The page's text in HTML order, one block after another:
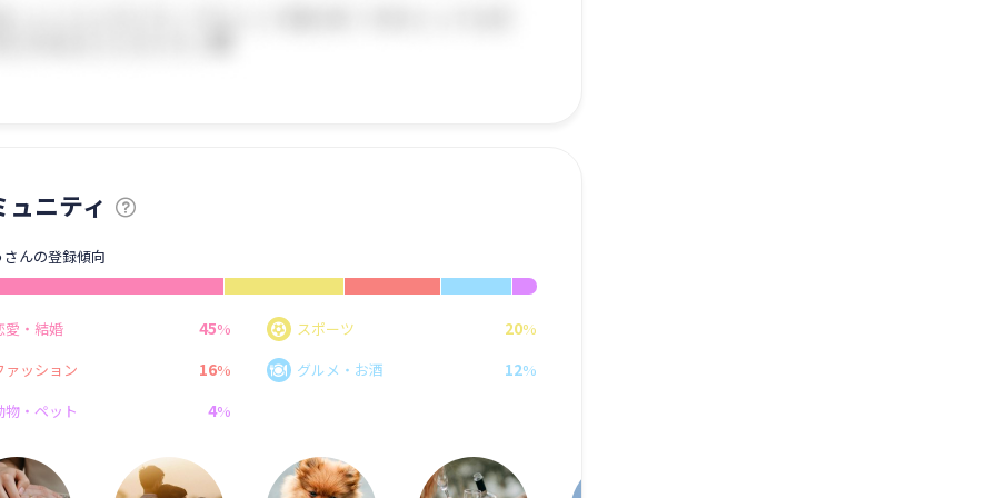
ュニティ
んの登録傾向
愛・結婚 45% スポーツ 20%
ァッション
16% グルメ・お酒 12%
物・ペット
4%